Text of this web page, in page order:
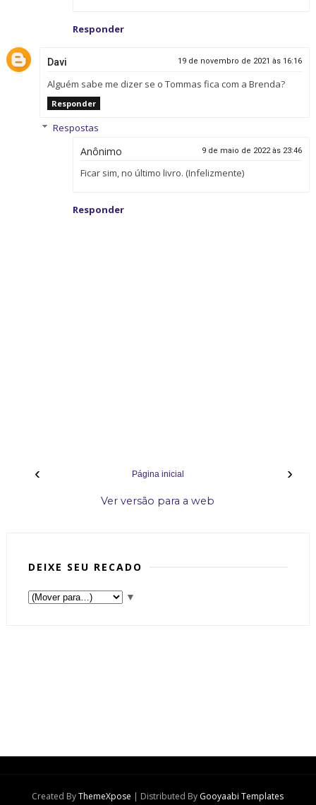
Responder
Davi 19 de novembro de 2021 às 16:16
Alguém sabe me dizer se o Tommas fica com a Brenda?
Responder
Respostas
Anônimo 9 de maio de 2022 às 23:46
Ficar sim, no último livro. (Infelizmente)
Responder
‹ ›
Página inicial
Ver versão para a web
DEIXE SEU RECADO
▼
Created ByThemeXpose | Distributed By Gooyaabi Templates